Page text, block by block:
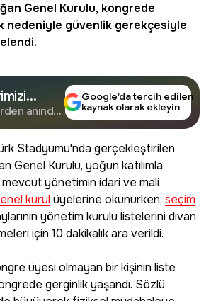
Genel Kurulu, kongrede
nedeniyle güvenlik gerekçesiyle
Takip
anında
Google’da tercih edilen
kaynak olarak ekleyin
Stadyumu'nda gerçekleştirilen
Genel Kurulu, yoğun katılımla
mevcut yönetimin idari ve mali
kurulüyelerine okunurken, seçim
yönetim kurulu listelerini divan
için 10 dakikalık ara verildi.
üyesi olmayan bir kişinin liste
gerginlik yaşandı. Sözlü